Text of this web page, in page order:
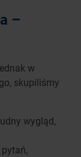
–
w
skupiliśmy
wygląd,